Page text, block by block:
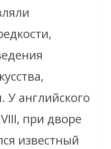
английского
при дворе
известный